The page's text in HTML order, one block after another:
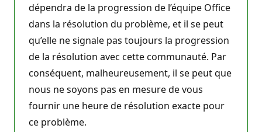
dépendra de la progression de l’équipe Office
dans la résolution du problème, et il se peut
qu’elle ne signale pas toujours la progression
de la résolution avec cette communauté. Par
conséquent, malheureusement, il se peut que
nous ne soyons pas en mesure de vous
fournir une heure de résolution exacte pour
ce problème.